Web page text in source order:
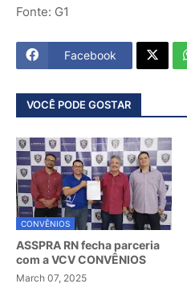
Fonte: G1
Facebook
VOCÊ PODE GOSTAR
CONVÊNIOS
ASSPRA RN fecha parceria
com a VCV CONVÊNIOS
March 07, 2025